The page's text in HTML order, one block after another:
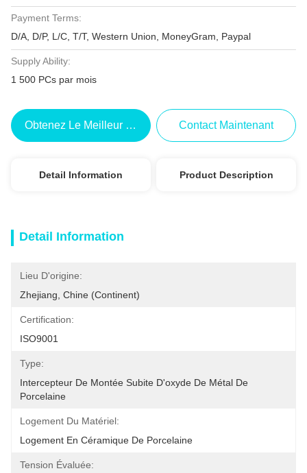
Payment Terms:
D/A, D/P, L/C, T/T, Western Union, MoneyGram, Paypal
Supply Ability:
1 500 PCs par mois
Obtenez Le Meilleur Prix Contact Maintenant
Detail Information Product Description
Detail Information
Lieu D'origine:
Zhejiang, Chine (continent)
Certification:
ISO9001
Type:
Intercepteur De Montée Subite D'oxyde De Métal De
Porcelaine
Logement Du Matériel:
Logement En Céramique De Porcelaine
Tension Évaluée: